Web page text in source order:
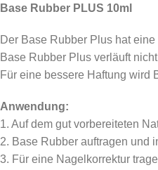
Base Rubber PLUS 10ml
Der Base Rubber Plus hat
Base Rubber Plus verläuft
Für eine bessere Haftung wird
Anwendung:
1. Auf dem gut vorbereiteten
2. Base Rubber auftragen und
3. Für eine Nagelkorrektur